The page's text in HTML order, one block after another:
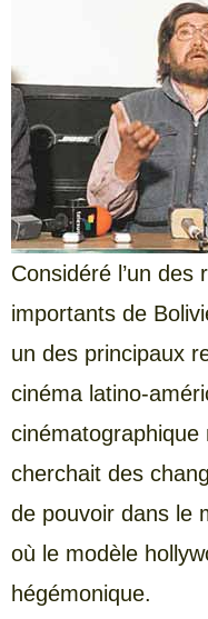
Considéré l’un des
importants de
un des principaux
cinéma latino-
cherchait des
de pouvoir dans le
où le modèle
hégémonique.